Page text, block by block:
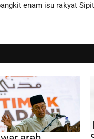
enam isu rakyat